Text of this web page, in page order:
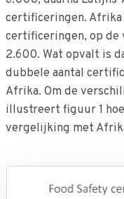
certificeringen.
certificeringen, op de
2.600. Wat opvalt is
dubbele aantal
Afrika. Om de
illustreert figuur 1
vergelijking met